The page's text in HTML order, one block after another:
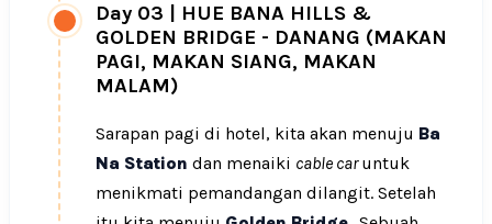
Day 03
HUE BANA HILLS &
GOLDEN BRIDGE - DANANG (MAKAN
PAGI, MAKAN SIANG, MAKAN
MALAM)
Sarapan pagi di hotel, kita akan menuju Ba
Na Station dan menaiki cable caruntuk
menikmati pemandangan dilangit. Setelah